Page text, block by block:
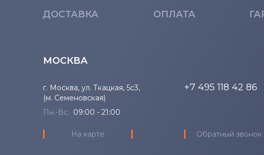
Вентиляторы (кулеры) Sony
Siemens
Вентиляторы (кулеры)
ДОСТАВКА ОПЛАТА
МОСКВА
г. Москва, ул. Ткацкая, 5с3,
(м. Семеновская)
Пн.-Вс. 09:00 - 21:00
На карте
+7 495 118 42 86
Обратный звонок